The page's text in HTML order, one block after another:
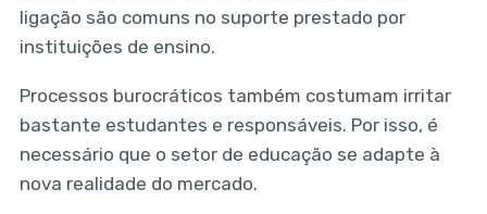
ligação são comuns no suporte prestado por
instituições de ensino.
Processos burocráticos também costumam irritar
bastante estudantes e responsáveis. Por isso, é
necessário que o setor de educação se adapte à
nova realidade do mercado.